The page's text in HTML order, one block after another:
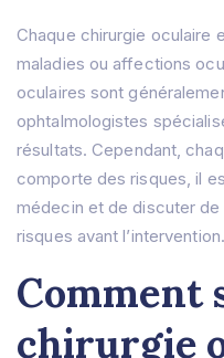
Chaque chirurgie oculaire
maladies ou affections
oculaires sont
ophtalmologistes
résultats.Cependant,
comporte des risques, il
médecin et de discuter
risques avant l’intervention.
Comment
chirurgie